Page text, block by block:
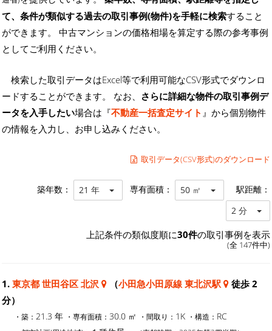
て、条件が類似する過去の取引事例(物件)を手軽に検索すること
ができます。 中古マンションの価格相場を算定する際の参考事例
としてご利用ください。
検索した取引データはExcel等で利用可能なCSV形式でダウンロ
ードすることができます。 なお、 さらに詳細な物件の取引事例デ
ータを入手したい場合は『不動産一括査定サイト 』から個別物件
の情報を入力し、お申し込みください。
取引データ(CSV形式)のダウンロード
築年数： 21 年 専有面積： 50 ㎡ 駅距離：
2 分
上記条件の類似度順に30件の取引事例を表示
(全 147件中)
1. 東京都 世田谷区 北沢 （小田急小田原線 東北沢駅
徒歩 2
分）
・築： 21.3 年 ・専有面積： 30.0 ㎡ ・間取り： 1K ・構造： RC